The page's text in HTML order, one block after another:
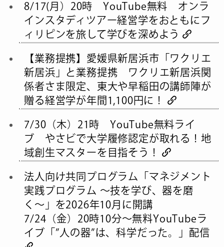
8/17(月）20時 YouTube無料 オンラ
インスタディツアー経営学をおともにフ
ィリピンを旅して学びを深めよう
【業務提携】愛媛県新居浜市「ワクリエ
新居浜」と業務提携 ワクリエ新居浜関
係者さま限定、東大や早稲田の講師陣が
贈る経営学が年間1,100円に！
7/30（木）21時 YouTube無料ライ
ブ やさビで大学履修認定が取れる！地
域創生マスターを目指そう！
法人向け共同プログラム「マネジメント
実践プログラム 〜技を学び、器を磨
く〜」を2026年10月に開講
7/24（金）20時10分～無料YouTubeラ
イブ「”人の器”は、科学だった。」配信